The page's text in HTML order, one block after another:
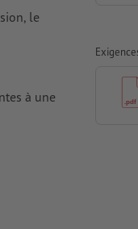
le
à une
couchés,